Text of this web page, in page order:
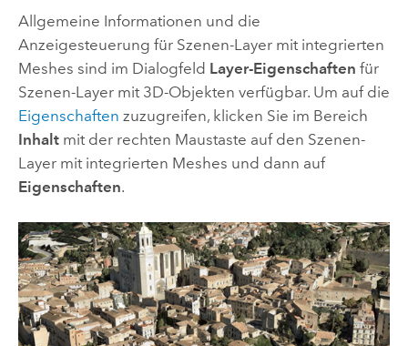
Allgemeine Informationen und die
Anzeigesteuerung für Szenen-Layer mit integrierten
Meshes sind im Dialogfeld Layer-Eigenschaften für
Szenen-Layer mit 3D-Objekten verfügbar. Um auf die
Eigenschaften zuzugreifen, klicken Sie im Bereich
Inhaltmit der rechten Maustaste auf den Szenen-
Layer mit integrierten Meshes und dann auf
Eigenschaften.